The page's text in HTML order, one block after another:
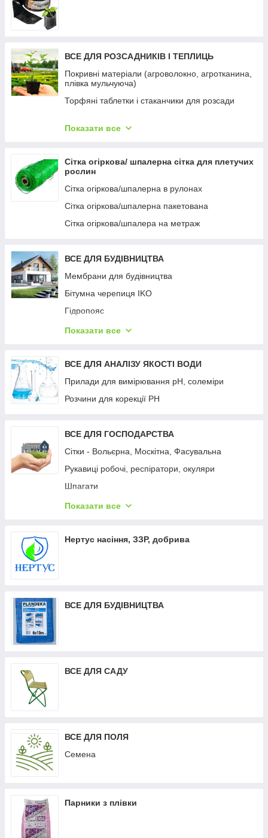
ВСЕ ДЛЯ РОЗСАДНИКІВ І ТЕПЛИЦЬ
Покривні матеріали (агроволокно, агротканина,
плівка мульчуюча)
Торфяні таблетки і стаканчики для розсади
Субстрати для розсади
Горщики та кашпо для квітів
Товари для орхідей
Опори для рослин, декор
Шпалерна сітка (для вирощування огірків,
квасолі, квітів)
Фарба для теплиць (Парасолекс)
Плівка для теплиць
Показати все
Сітка огіркова/ шпалерна сітка для плетучих
рослин
Сітка огіркова/шпалерна в рулонах
Сітка огіркова/шпалерна пакетована
Сітка огіркова/шпалера на метраж
ВСЕ ДЛЯ БУДІВНИЦТВА
Мембрани для будівництва
Бітумна черепиця IKO
Гідропояс
Бітумна гідроізоляційна стрічка PLASTTER
Цементно стружкова плита BZS
Геотекстиль TYPAR
Геотекстиль АМТ
Сталеві панельні радіатори PURMO
Показати все
ВСЕ ДЛЯ АНАЛІЗУ ЯКОСТІ ВОДИ
Прилади для вимірювання рН, солеміри
Розчини для корекції РН
ВСЕ ДЛЯ ГОСПОДАРСТВА
Сітки - Вольєрна, Москітна, Фасувальна
Рукавиці робочі, респіратори, окуляри
Шпагати
Засоби від побутових комах (мурахи, таргани,
Показати все
Нертус насіння, ЗЗР, добрива
ВСЕ ДЛЯ БУДІВНИЦТВА
ВСЕ ДЛЯ САДУ
ВСЕ ДЛЯ ПОЛЯ
Семена
Парники з плівки